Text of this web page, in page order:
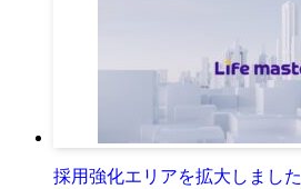
採用強化エリアを拡大しました